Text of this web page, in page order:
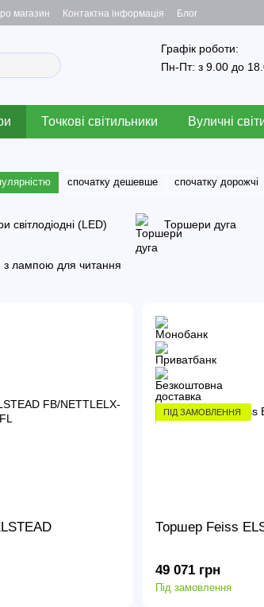
магазин Контактна інформація Блог
Графік роботи:
Пн-Пт: з 9.00 до
Точкові світильники Вуличні
спочатку дешевше спочатку дорожчі
світлодіодні (LED) Торшери дуга
лампою для читання
ПІД ЗАМОВЛЕННЯ
Торшер Feiss
49 071 грн
Під замовлення